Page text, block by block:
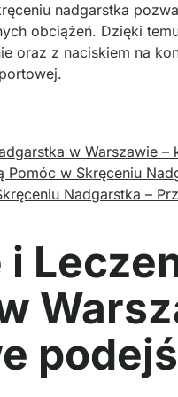
nadgarstka
obciążeń. Dzięki
oraz z naciskiem na
w Warszawie
w Skręceniu
Nadgarstka –